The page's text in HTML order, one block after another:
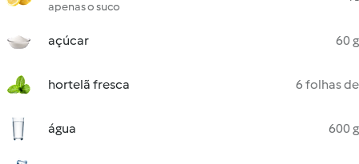
apenas o suco
açúcar 60 g
hortelã fresca 6 folhas de
água 600 g